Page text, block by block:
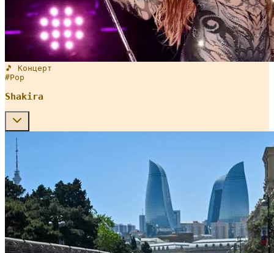
🎵 Концерт
#Pop
Shakira